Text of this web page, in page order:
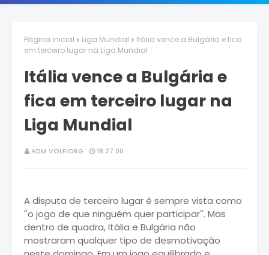
Página inicial Liga Mundial
Itália vence a Bulgária e fica
em terceiro lugar na Liga Mundial
Itália vence a Bulgária e
fica em terceiro lugar na
Liga Mundial
ADM VOLEIORG 18:27:00
A disputa de terceiro lugar é sempre vista como
''o jogo de que ninguém quer participar''. Mas
dentro de quadra, Itália e Bulgária não
mostraram qualquer tipo de desmotivação